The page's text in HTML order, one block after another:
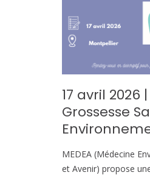
17 avril 2026
Grossesse
MEDEA (Médecine
et Avenir) propose